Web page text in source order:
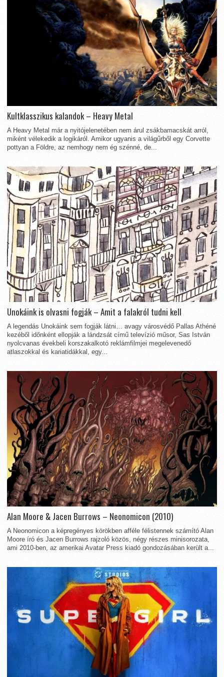
Kultklasszikus kalandok – Heavy Metal
A Heavy Metal már a nyitójelenetében nem árul zsákbamacskát arról,
miként vélekedik a logikáról. Amikor ugyanis a világűrből egy Corvette
pottyan a Földre, az nemhogy nem ég szénné, de...
Unokáink is olvasni fogják – Amit a falakról tudni kell
A legendás Unokáink sem fogják látni… avagy városvédő Pallas Athéné
kezéből időnként ellopják a lándzsát című televízió műsor, Sas István
nyolcvanas évekbeli korszakalkotó reklámfilmjei megelevenedő
atlaszokkal és kariatidákkal, egy...
Alan Moore & Jacen Burrows – Neonomicon (2010)
A Neonomicon a képregényes körökben afféle félistennek számító Alan
Moore író és Jacen Burrows rajzoló közös, négy részes minisorozata,
ami 2010-ben, az amerikai Avatar Press kiadó gondozásában került a...